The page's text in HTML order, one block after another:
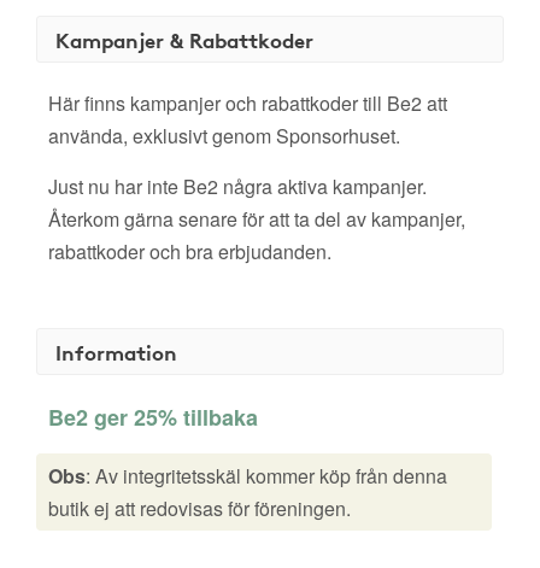
Kampanjer & Rabattkoder
Här finns kampanjer och rabattkoder till Be2 att
använda, exklusivt genom Sponsorhuset.
Just nu har inte Be2 några aktiva kampanjer.
Återkom gärna senare för att ta del av kampanjer,
rabattkoder och bra erbjudanden.
Information
Be2 ger 25% tillbaka
Obs: Av integritetsskäl kommer köp från denna
butik ej att redovisas för föreningen.